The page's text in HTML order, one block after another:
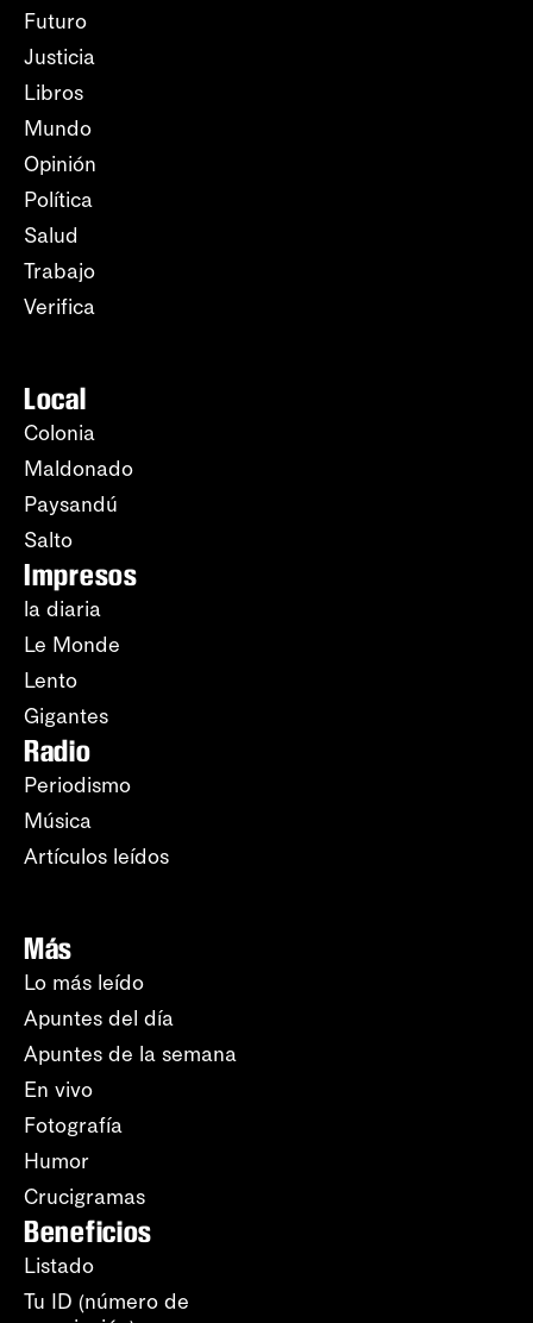
Futuro
Justicia
Libros
Mundo
Opinión
Política
Salud
Trabajo
Verifica
Local
Colonia
Maldonado
Paysandú
Salto
Impresos
la diaria
Le Monde
Lento
Gigantes
Radio
Periodismo
Música
Artículos leídos
Más
Lo más leído
Apuntes del día
Apuntes de la semana
En vivo
Fotografía
Humor
Crucigramas
Beneficios
Listado
Tu ID (número de